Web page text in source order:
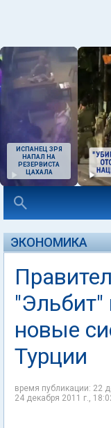
ИСПАНЕЦ ЗРЯ
НАПАЛ НА
РЕЗЕРВИСТА
ЦАХАЛА
ЭКОНОМИКА
"Эльбит"
новые
Турции
время публикации: 22
24 декабря 2011 г.,